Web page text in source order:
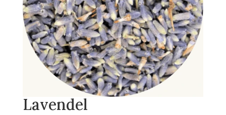
Lavendel